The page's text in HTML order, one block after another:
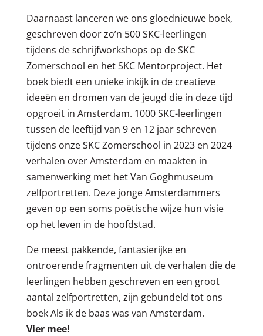
Daarnaast lanceren we ons gloednieuwe boek,
geschreven door zo’n 500 SKC-leerlingen
tijdens de schrijfworkshops op de SKC
Zomerschool en het SKC Mentorproject. Het
boek biedt een unieke inkijk in de creatieve
ideeën en dromen van de jeugd die in deze tijd
opgroeit in Amsterdam. 1000 SKC-leerlingen
tussen de leeftijd van 9 en 12 jaar schreven
tijdens onze SKC Zomerschool in 2023 en 2024
verhalen over Amsterdam en maakten in
samenwerking met het Van Goghmuseum
zelfportretten. Deze jonge Amsterdammers
geven op een soms poëtische wijze hun visie
op het leven in de hoofdstad.
De meest pakkende, fantasierijke en
ontroerende fragmenten uit de verhalen die de
leerlingen hebben geschreven en een groot
aantal zelfportretten, zijn gebundeld tot ons
boek Als ik de baas was van Amsterdam.
Vier mee!